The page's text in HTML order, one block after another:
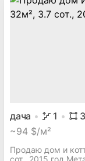
дача 1
~94 $/м²
Продаю дом и